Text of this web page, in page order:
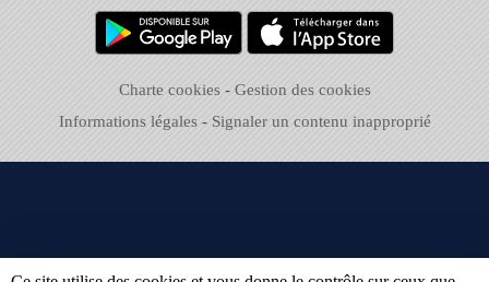
Charte cookies
Gestion des cookies
Informations légales
Signaler un contenu inapproprié